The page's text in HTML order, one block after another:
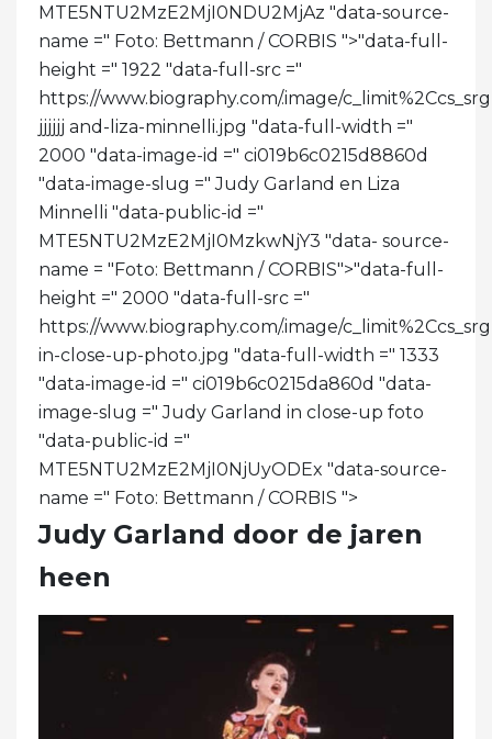
MTE5NTU2MzE2MjI0NDU2MjAz "data-source-
name =" Foto: Bettmann / CORBIS ">"data-full-
height =" 1922 "data-full-src ="
https://www.biography.com/.image/
jjjjjj and-liza-minnelli.jpg "data-full-width ="
2000 "data-image-id =" ci019b6c0215d8860d
"data-image-slug =" Judy Garland en Liza
Minnelli "data-public-id ="
MTE5NTU2MzE2MjI0MzkwNjY3 "data- source-
name = "Foto: Bettmann / CORBIS">"data-full-
height =" 2000 "data-full-src ="
https://www.biography.com/.image/
in-close-up-photo.jpg "data-full-width =" 1333
"data-image-id =" ci019b6c0215da860d "data-
image-slug =" Judy Garland in close-up foto
"data-public-id ="
MTE5NTU2MzE2MjI0NjUyODEx "data-source-
name =" Foto: Bettmann / CORBIS ">
Judy Garland door de jaren
heen